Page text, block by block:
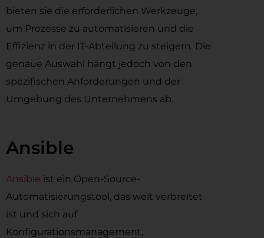
bieten sie die erforderlichen Werkzeuge,
um Prozesse zu automatisieren und die
Effizienz in der IT-Abteilung zu steigern. Die
genaue Auswahl hängt jedoch von den
spezifischen Anforderungen und der
Umgebung des Unternehmens ab.
Ansible
Ansible ist ein Open-Source-
Automatisierungstool, das weit verbreitet
ist und sich auf
Konfigurationsmanagement,